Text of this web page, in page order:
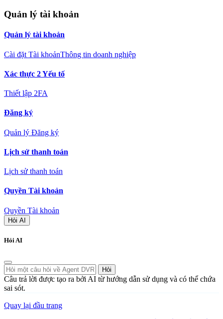
Quản lý tài khoản
Quản lý tài khoản
Cài đặt Tài khoảnThông tin doanh nghiệp
Xác thực 2 Yếu tố
Thiết lập 2FA
Đăng ký
Quản lý Đăng ký
Lịch sử thanh toán
Lịch sử thanh toán
Quyền Tài khoản
Quyền Tài khoản
Hỏi AI
Hỏi AI
Hỏi
Câu trả lời được tạo ra bởi AI từ hướng dẫn sử dụng và có thể chứa
sai sót.
Quay lại đầu trang